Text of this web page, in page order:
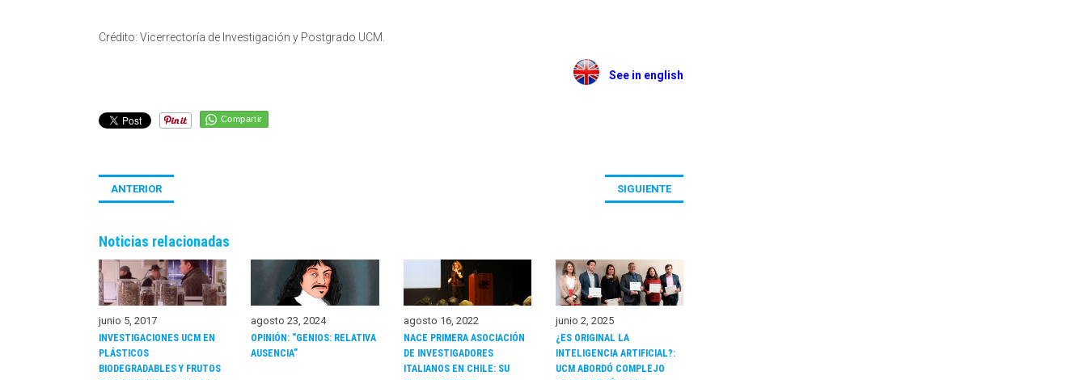
Crédito: Vicerrectoría de Investigación y Postgrado UCM.
See in english
Compartir
ANTERIOR SIGUIENTE
Noticias relacionadas
junio 5, 2017
INVESTIGACIONES UCM EN
PLÁSTICOS
BIODEGRADABLES Y FRUTOS
agosto 23, 2024
OPINIÓN: “GENIOS: RELATIVA
AUSENCIA”
agosto 16, 2022
NACE PRIMERA ASOCIACIÓN
DE INVESTIGADORES
ITALIANOS EN CHILE: SU
junio 2, 2025
¿ES ORIGINAL LA
INTELIGENCIA ARTIFICIAL?:
UCM ABORDÓ COMPLEJO